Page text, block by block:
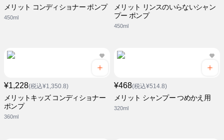
メリット コンディショナー ポンプ
450ml
メリット リンスのいらないシャン
プー ポンプ
450ml
¥1,228(税込¥1,350.8)
メリットキッズ コンディショナー
ポンプ
360ml
¥468(税込¥514.8)
メリット シャンプー つめかえ用
320ml